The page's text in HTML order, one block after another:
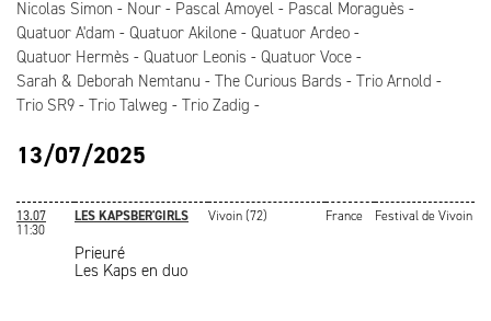
Nicolas Simon
Nour Pascal Amoyel
Pascal Moraguès
Quatuor A'dam
Quatuor Akilone
Quatuor Ardeo
Quatuor Hermès
Quatuor Leonis
Quatuor Voce
Sarah & Deborah Nemtanu
The Curious Bards
Trio Arnold
Trio SR9
Trio Talweg Trio Zadig
13/07/2025
13.07
11:30
LES KAPSBER'GIRLS Vivoin (72) France Festival de Vivoin
Prieuré
Les Kaps en duo